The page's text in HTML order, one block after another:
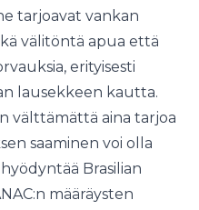
tarjoavat vankan
välitöntä apua että
erityisesti
lausekkeen kautta.
välttämättä aina tarjoa
saaminen voi olla
Brasilian
määräysten